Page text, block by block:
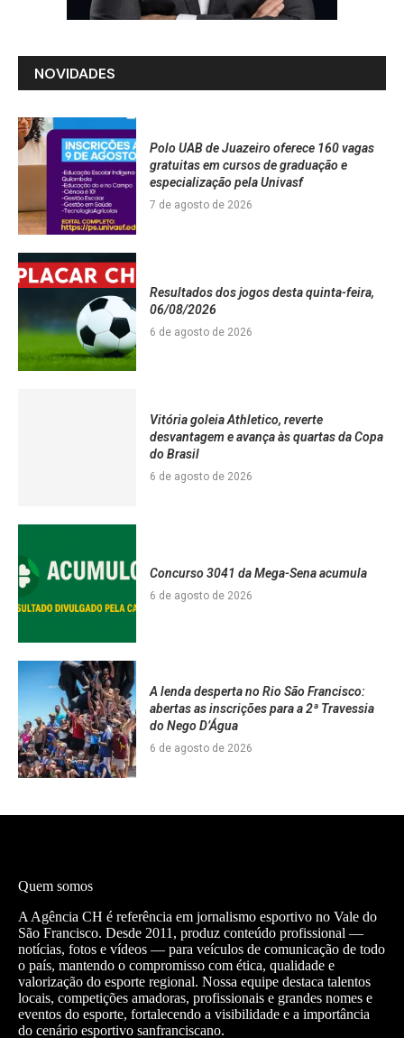
NOVIDADES
Polo UAB de Juazeiro oferece 160 vagas
gratuitas em cursos de graduação e
especialização pela Univasf
7 de agosto de 2026
Resultados dos jogos desta quinta-feira,
06/08/2026
6 de agosto de 2026
Vitória goleia Athletico, reverte
desvantagem e avança às quartas da Copa
do Brasil
6 de agosto de 2026
Concurso 3041 da Mega-Sena acumula
6 de agosto de 2026
A lenda desperta no Rio São Francisco:
abertas as inscrições para a 2ª Travessia
do Nego D’Água
6 de agosto de 2026
Quem somos
A Agência CH é referência em jornalismo esportivo no Vale do
São Francisco. Desde 2011, produz conteúdo profissional —
notícias, fotos e vídeos — para veículos de comunicação de todo
o país, mantendo o compromisso com ética, qualidade e
valorização do esporte regional. Nossa equipe destaca talentos
locais, competições amadoras, profissionais e grandes nomes e
eventos do esporte, fortalecendo a visibilidade e a importância
do cenário esportivo sanfranciscano.